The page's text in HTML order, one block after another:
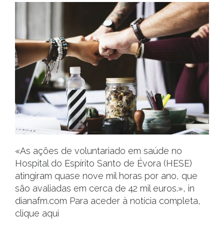
«As ações de voluntariado em saúde no
Hospital do Espírito Santo de Évora (HESE)
atingiram quase nove mil horas por ano, que
são avaliadas em cerca de 42 mil euros.», in
dianafm.com Para aceder à notícia completa,
clique aqui